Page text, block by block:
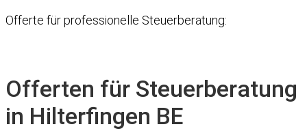
Offerte für professionelle Steuerberatung:
Offerten für Steuerberatung
in Hilterfingen BE